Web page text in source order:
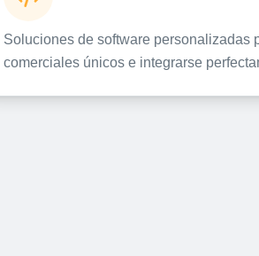
Soluciones de software personalizadas
comerciales únicos e integrarse